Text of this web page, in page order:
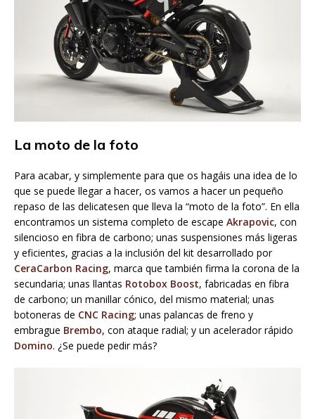
La moto de la foto
Para acabar, y simplemente para que os hagáis una idea de lo
que se puede llegar a hacer, os vamos a hacer un pequeño
repaso de las delicatesen que lleva la “moto de la foto”. En ella
encontramos un sistema completo de escape Akrapovic, con
silencioso en fibra de carbono; unas suspensiones más ligeras
y eficientes, gracias a la inclusión del kit desarrollado por
CeraCarbon Racing, marca que también firma la corona de la
secundaria; unas llantas Rotobox Boost, fabricadas en fibra
de carbono; un manillar cónico, del mismo material; unas
botoneras de CNC Racing; unas palancas de freno y
embrague Brembo, con ataque radial; y un acelerador rápido
Domino. ¿Se puede pedir más?